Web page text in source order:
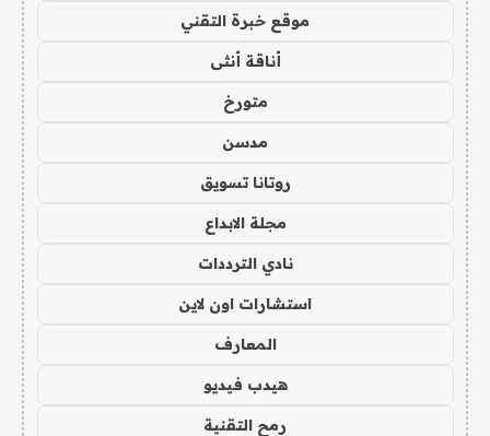
موقع خبرة التقني
أناقة أنثى
متورخ
مدسن
روتانا تسويق
مجلة الابداع
نادي الترددات
استشارات اون لاين
المعارف
هيدب فيديو
رمح التقنية